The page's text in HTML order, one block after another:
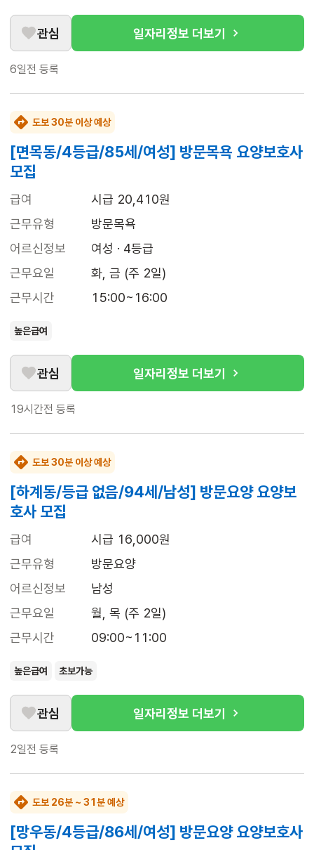
관심 일자리정보 더보기
6일전 등록
도보 30분 이상 예상
[면목동/4등급/85세/여성] 방문목욕 요양보호사
모집
급여
시급 20,410원
근무유형
방문목욕
어르신정보
여성 · 4등급
근무요일
화, 금 (주 2일)
근무시간
15:00~16:00
높은급여
관심 일자리정보 더보기
19시간전 등록
도보 30분 이상 예상
[하계동/등급 없음/94세/남성] 방문요양 요양보
호사 모집
급여
시급 16,000원
근무유형
방문요양
어르신정보
남성
근무요일
월, 목 (주 2일)
근무시간
09:00~11:00
높은급여 초보가능
관심 일자리정보 더보기
2일전 등록
도보 26분 ~ 31분 예상
[망우동/4등급/86세/여성] 방문요양 요양보호사